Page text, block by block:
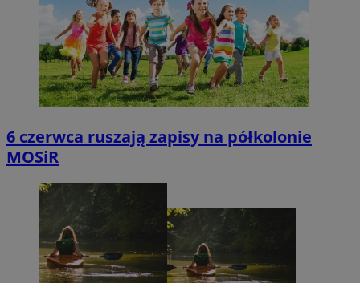
6 czerwca ruszają zapisy na półkolonie
MOSiR